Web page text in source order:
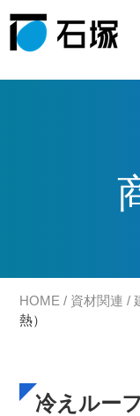
HOME / 資材関連 /
熱）
冷えルー